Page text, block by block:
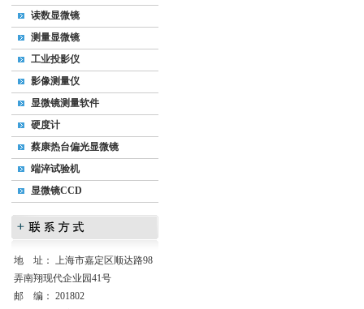
读数显微镜
测量显微镜
工业投影仪
影像测量仪
显微镜测量软件
硬度计
蔡康热台偏光显微镜
端淬试验机
显微镜CCD
地 址： 上海市嘉定区顺达路98
弄南翔现代企业园41号
邮 编： 201802